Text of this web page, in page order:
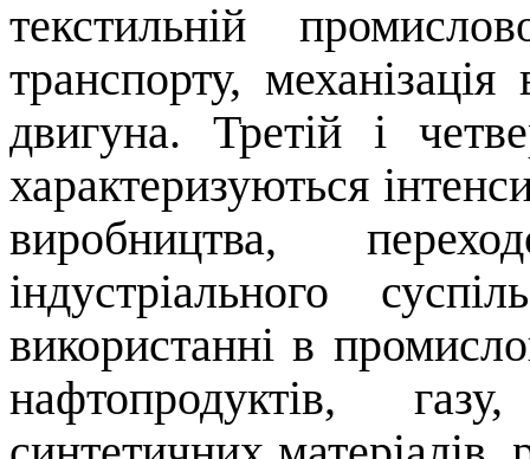
текстильній
транспорту,
двигуна. Третій і
характеризуються
виробництва,
індустріального
використанні в
нафтопродуктів,